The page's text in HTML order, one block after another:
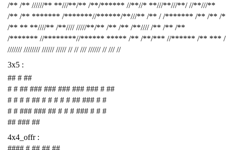
/** /** //////** **///**/** /**/****** //**//* **///**///**/ //**///**
/** /** ******* /*******//******/**///** /** / /******* /** /** /
/** ** **////** /**//// /////**/** /** /** /**//// /** /** /**
/******* //********//****** ***** /** /**/*** //****** /** ***
/////// //////// ////// ///// // // /// ////// // /// //
3x5 :
## # ##
# # ## ### ### ### ### ### # ##
# # # # ## # # # # # ## ### # #
# # ### ### ## # # # ### # # #
## ### ##
4x4_offr :
#### # ## ## ##